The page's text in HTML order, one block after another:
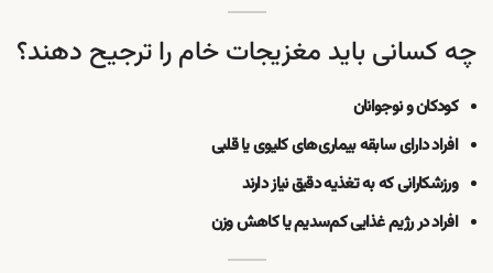
چه کسانی باید مغزیجات خام را ترجیح دهند؟
کودکان و نوجوانان
افراد دارای سابقه بیماری‌های کلیوی یا قلبی
ورزشکارانی که به تغذیه دقیق نیاز دارند
افراد در رژیم غذایی کم‌سدیم یا کاهش وزن